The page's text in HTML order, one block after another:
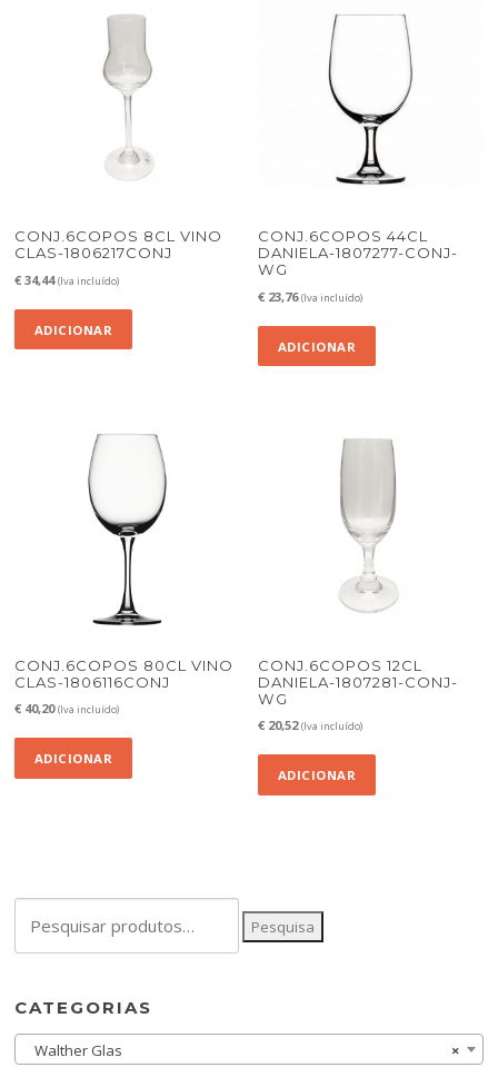
CONJ.6COPOS 8CL VINO
CLAS-1806217CONJ
€ 34,44 (Iva incluído)
ADICIONAR
CONJ.6COPOS 44CL
DANIELA-1807277-CONJ-
WG
€ 23,76 (Iva incluído)
ADICIONAR
CONJ.6COPOS 80CL VINO
CLAS-1806116CONJ
€ 40,20 (Iva incluído)
ADICIONAR
CONJ.6COPOS 12CL
DANIELA-1807281-CONJ-
WG
€ 20,52 (Iva incluído)
ADICIONAR
por:
Pesquisa
CATEGORIAS
×
Walther Glas